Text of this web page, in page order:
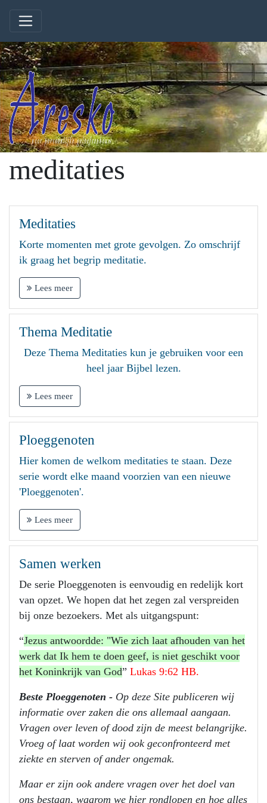
meditaties
Meditaties
Korte momenten met grote gevolgen. Zo omschrijf
ik graag het begrip meditatie.
Lees meer
Thema Meditatie
Deze Thema Meditaties kun je gebruiken voor een
heel jaar Bijbel lezen.
Lees meer
Ploeggenoten
Hier komen de welkom meditaties te staan. Deze
serie wordt elke maand voorzien van een nieuwe
'Ploeggenoten'.
Lees meer
Samen werken
De serie Ploeggenoten is eenvoudig en redelijk kort
van opzet. We hopen dat het zegen zal verspreiden
bij onze bezoekers. Met als uitgangspunt:
“Jezus antwoordde: "Wie zich laat afhouden van het
werk dat Ik hem te doen geef, is niet geschikt voor
het Koninkrijk van God” Lukas 9:62 HB.
Beste Ploeggenoten - Op deze Site publiceren wij
informatie over zaken die ons allemaal aangaan.
Vragen over leven of dood zijn de meest belangrijke.
Vroeg of laat worden wij ook geconfronteerd met
ziekte en sterven of ander ongemak.
Maar er zijn ook andere vragen over het doel van
ons bestaan, waarom we hier rondlopen en hoe alles